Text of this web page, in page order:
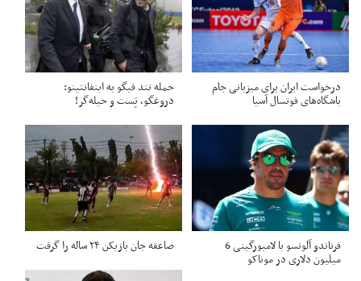
درخواست ایران برای میزبانی جام
باشگاه‌های فوتسال آسیا
حمله تند فیگو به اینفانتینو:
دروغگو، پَست‌ و حیله‌گر!
فرناندو آلونسو با لامبورگینی 6
میلیون دلاری در موناکو
صاعقه جان بازیکن ۲۴ ساله را گرفت